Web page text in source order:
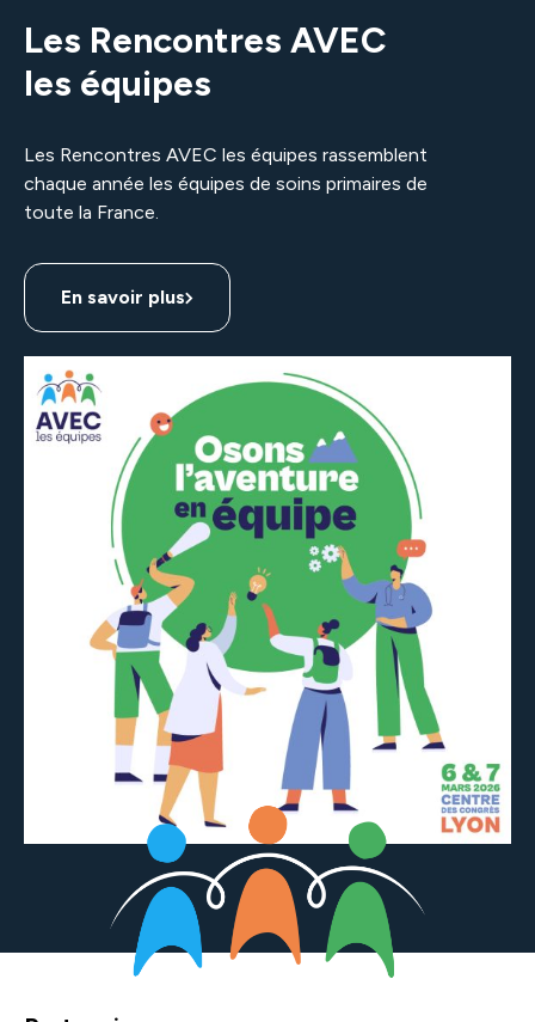
J'accepte que les informations saisies dans ce
contacter à nouveau à la suite de ma demande de
contact.
Les Rencontres AVEC
les équipes
Les Rencontres AVEC les équipes rassemblent
chaque année les équipes de soins primaires de
toute la France.
En savoir plus